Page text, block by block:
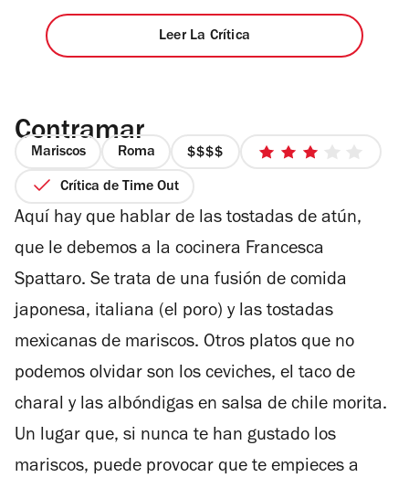
Leer La Crítica
Contramar
Mariscos Roma
precio
4
3
estrellas
Crítica de Time Out
Aquí hay que hablar de las tostadas de atún,
que le debemos a la cocinera Francesca
Spattaro. Se trata de una fusión de comida
japonesa, italiana (el poro) y las tostadas
mexicanas de mariscos. Otros platos que no
podemos olvidar son los ceviches, el taco de
charal y las albóndigas en salsa de chile morita.
Un lugar que, si nunca te han gustado los
mariscos, puede provocar que te empieces a